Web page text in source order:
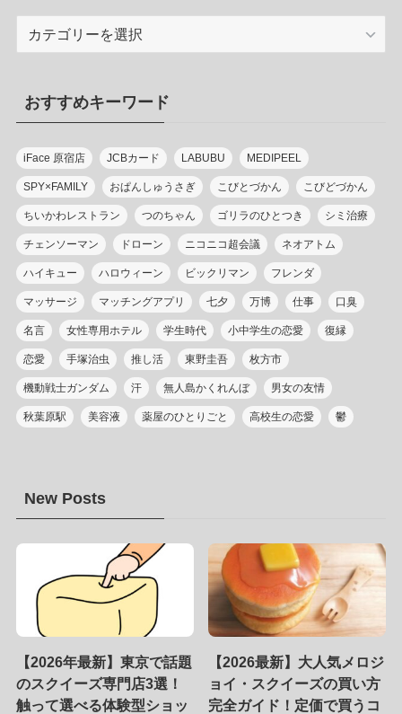
リ
ー
おすすめキーワード
iFace 原宿店 JCBカード LABUBU MEDIPEEL
SPY×FAMILY おぱんしゅうさぎ こびとづかん こびどづかん
ちいかわレストラン つのちゃん ゴリラのひとつき シミ治療
チェンソーマン ドローン ニコニコ超会議 ネオアトム
ハイキュー ハロウィーン ビックリマン フレンダ
マッサージ マッチングアプリ 七夕 万博 仕事 口臭
名言 女性専用ホテル 学生時代 小中学生の恋愛 復縁
恋愛 手塚治虫 推し活 東野圭吾 枚方市
機動戦士ガンダム 汗 無人島かくれんぼ 男女の友情
秋葉原駅 美容液 薬屋のひとりごと 高校生の恋愛 鬱
New Posts
【2026年最新】東京で話題
のスクイーズ専門店3選！
触って選べる体験型ショッ
【2026最新】大人気メロジ
ョイ・スクイーズの買い方
完全ガイド！定価で買うコ